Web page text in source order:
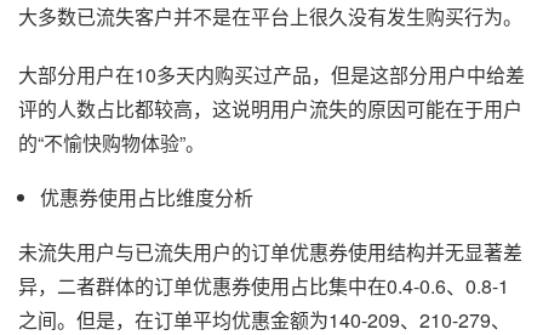
大多数已流失客户并不是在平台上很久没有发生购买行为。
大部分用户在10多天内购买过产品，但是这部分用户中给差
评的人数占比都较高，这说明用户流失的原因可能在于用户
的“不愉快购物体验”。
优惠券使用占比维度分析
未流失用户与已流失用户的订单优惠券使用结构并无显著差
异，二者群体的订单优惠券使用占比集中在0.4-0.6、0.8-1
之间。但是，在订单平均优惠金额为140-209、210-279、